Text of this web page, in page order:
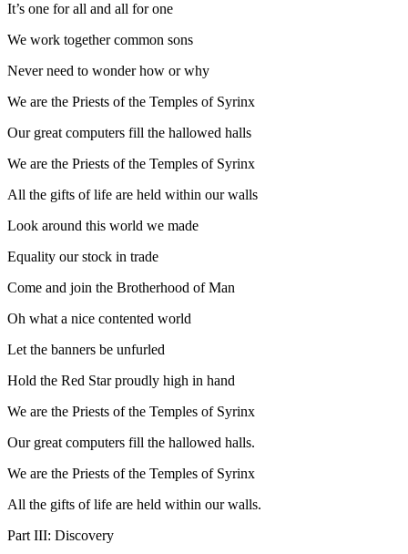
It’s one for all and all for one
We work together common sons
Never need to wonder how or why
We are the Priests of the Temples of Syrinx
Our great computers fill the hallowed halls
We are the Priests of the Temples of Syrinx
All the gifts of life are held within our walls
Look around this world we made
Equality our stock in trade
Come and join the Brotherhood of Man
Oh what a nice contented world
Let the banners be unfurled
Hold the Red Star proudly high in hand
We are the Priests of the Temples of Syrinx
Our great computers fill the hallowed halls.
We are the Priests of the Temples of Syrinx
All the gifts of life are held within our walls.
Part III: Discovery